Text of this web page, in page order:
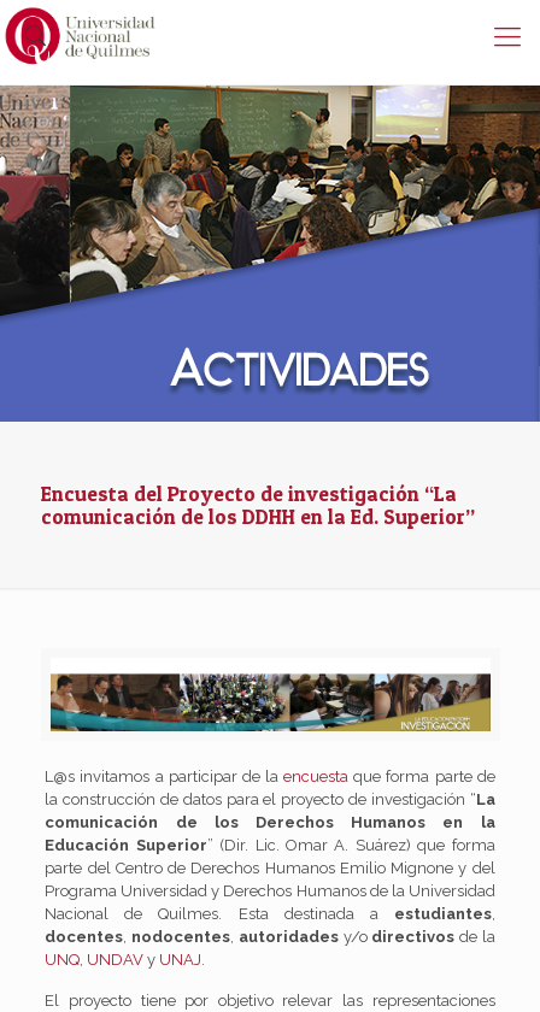
Encuesta del Proyecto de investigación “La
comunicación de los DDHH en la Ed. Superior”
L@s invitamos a participar de laencuesta que forma parte de
la construcción de datos para el proyecto de investigación “La
comunicación de los Derechos Humanos en la
Educación Superior” (Dir. Lic. Omar A. Suárez) que forma
parte del Centro de Derechos Humanos Emilio Mignone y del
Programa Universidad y Derechos Humanos de la Universidad
Nacional de Quilmes. Esta destinada a estudiantes,
docentes, nodocentes, autoridadesy/o directivos de la
UNQ, UNDAVy UNAJ.
El proyecto tiene por objetivo relevar las representaciones